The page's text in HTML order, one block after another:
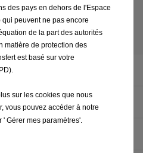
plus
des pays en dehors de l'Espace
peuvent ne pas encore
de la part des autorités
matière de protection des
est basé sur votre
sur les cookies que nous
vous pouvez accéder à notre
' Gérer mes paramètres'.